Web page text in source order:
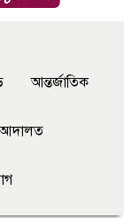
আন্তর্জাতিক